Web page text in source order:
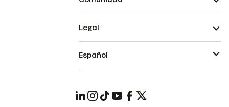
Legal
Español